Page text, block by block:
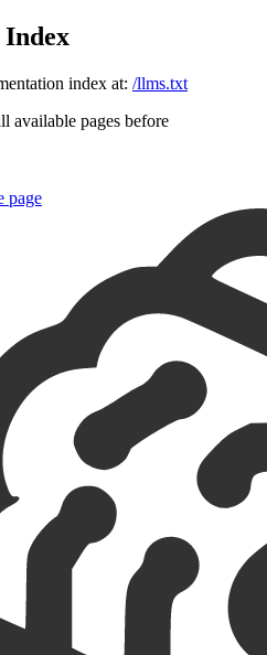
Index
index at: /llms.txt
available pages before
page